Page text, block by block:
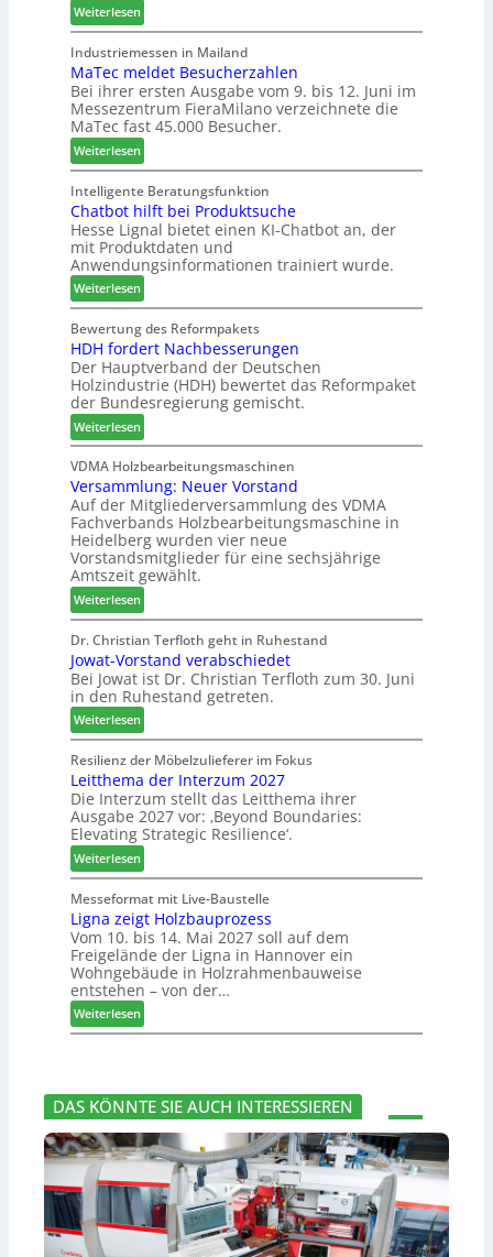
t
s
f
ü
h
r
r
e
n
f
ü
r
P
a
n
t
a
g
l
o
-
F
r
ä
s
e
r
u
n
d
-
V
e
r
b
i
n
d
e
r
Weiterlesen:
W
e
C
a
r
e
-
A
k
t
i
o
n
s
w
o
c
h
e
n
2
0
2
6
Industriemessen in Mailand
MaTec meldet Besucherzahlen
Bei ihrer ersten Ausgabe vom 9. bis 12. Juni im
Messezentrum FieraMilano verzeichnete die
MaTec fast 45.000 Besucher.
Weiterlesen:
M
a
T
e
c
m
e
l
d
e
t
B
e
s
u
c
h
e
r
z
a
h
l
e
n
Intelligente Beratungsfunktion
Chatbot hilft bei Produktsuche
Hesse Lignal bietet einen KI-Chatbot an, der
mit Produktdaten und
Anwendungsinformationen trainiert wurde.
Weiterlesen:
C
h
a
t
b
o
t
h
i
l
f
t
b
e
i
P
r
o
d
u
k
t
s
u
c
h
e
Bewertung des Reformpakets
HDH fordert Nachbesserungen
Der Hauptverband der Deutschen
Holzindustrie (HDH) bewertet das Reformpaket
der Bundesregierung gemischt.
Weiterlesen:
H
D
H
f
o
r
d
e
r
t
N
a
c
h
b
e
s
s
e
r
u
n
g
e
n
VDMA Holzbearbeitungsmaschinen
Versammlung: Neuer Vorstand
Auf der Mitgliederversammlung des VDMA
Fachverbands Holzbearbeitungsmaschine in
Heidelberg wurden vier neue
Vorstandsmitglieder für eine sechsjährige
Amtszeit gewählt.
Weiterlesen:
V
e
r
s
a
m
m
l
u
n
g
:
N
e
u
e
r
V
o
r
s
t
d
Dr. Christian Terfloth geht in Ruhestand
Jowat-Vorstand verabschiedet
Bei Jowat ist Dr. Christian Terfloth zum 30. Juni
in den Ruhestand getreten.
Weiterlesen:
J
o
w
a
t
-
V
o
r
s
t
a
n
d
v
e
b
s
c
h
e
d
e
Resilienz der Möbelzulieferer im Fokus
Leitthema der Interzum 2027
Die Interzum stellt das Leitthema ihrer
Ausgabe 2027 vor: ‚Beyond Boundaries:
Elevating Strategic Resilience‘.
Weiterlesen:
L
e
i
t
t
h
e
m
a
r
I
n
t
r
u
Messeformat mit Live-Baustelle
Ligna zeigt Holzbauprozess
Vom 10. bis 14. Mai 2027 soll auf dem
Freigelände der Ligna in Hannover ein
Wohngebäude in Holzrahmenbauweise
entstehen – von der…
Weiterlesen:
L
n
a
z
e
g
H
DAS KÖNNTE SIE AUCH INTERESSIEREN